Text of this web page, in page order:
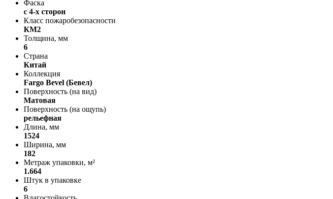
Фаска
с 4-х сторон
Класс пожаробезопасности
КМ2
Толщина, мм
6
Страна
Китай
Коллекция
Fargo Bevel (Бевел)
Поверхность (на вид)
Матовая
Поверхность (на ощупь)
рельефная
Длина, мм
1524
Ширина, мм
182
Метраж упаковки, м²
1.664
Штук в упаковке
6